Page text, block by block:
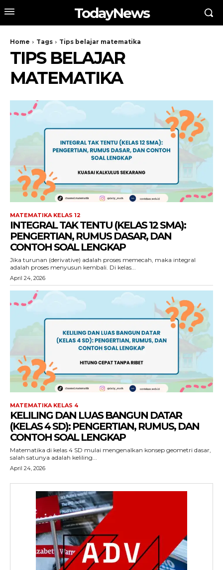
TodayNews
Home Tags Tips belajar matematika
TIPS BELAJAR
MATEMATIKA
MATEMATIKA KELAS 12
INTEGRAL TAK TENTU (KELAS 12 SMA):
PENGERTIAN, RUMUS DASAR, DAN
CONTOH SOAL LENGKAP
Jika turunan (derivative) adalah proses memecah, maka integral
adalah proses menyusun kembali. Di kelas...
April 24, 2026
MATEMATIKA KELAS 4
KELILING DAN LUAS BANGUN DATAR
(KELAS 4 SD): PENGERTIAN, RUMUS, DAN
CONTOH SOAL LENGKAP
Matematika di kelas 4 SD mulai mengenalkan konsep geometri dasar,
salah satunya adalah keliling...
April 24, 2026